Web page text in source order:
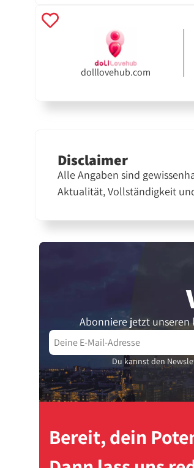
dolllovehub.com
Disclaimer
Alle Angaben sind
Aktualität, Vollständigkeit
Abonniere jetzt
Du kannst den
Bereit, dein